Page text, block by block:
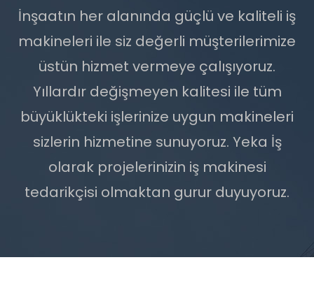
İnşaatın her alanında güçlü ve kaliteli iş
makineleri ile siz değerli müşterilerimize
üstün hizmet vermeye çalışıyoruz.
Yıllardır değişmeyen kalitesi ile tüm
büyüklükteki işlerinize uygun makineleri
sizlerin hizmetine sunuyoruz. Yeka İş
olarak projelerinizin iş makinesi
tedarikçisi olmaktan gurur duyuyoruz.